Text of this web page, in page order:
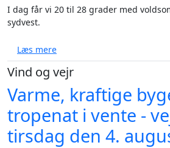
I dag får vi 20 til 28 grader med
sydvest.
Læs mereom Varm dag med
Vind og vejr
Varme, kraftige
tropenat i vente -
tirsdag den 4.